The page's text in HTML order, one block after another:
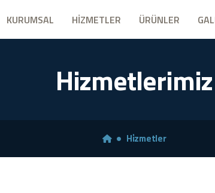
KURUMSAL HİZMETLER ÜRÜNLER
Hizmetlerimiz
Hi̇zmetler